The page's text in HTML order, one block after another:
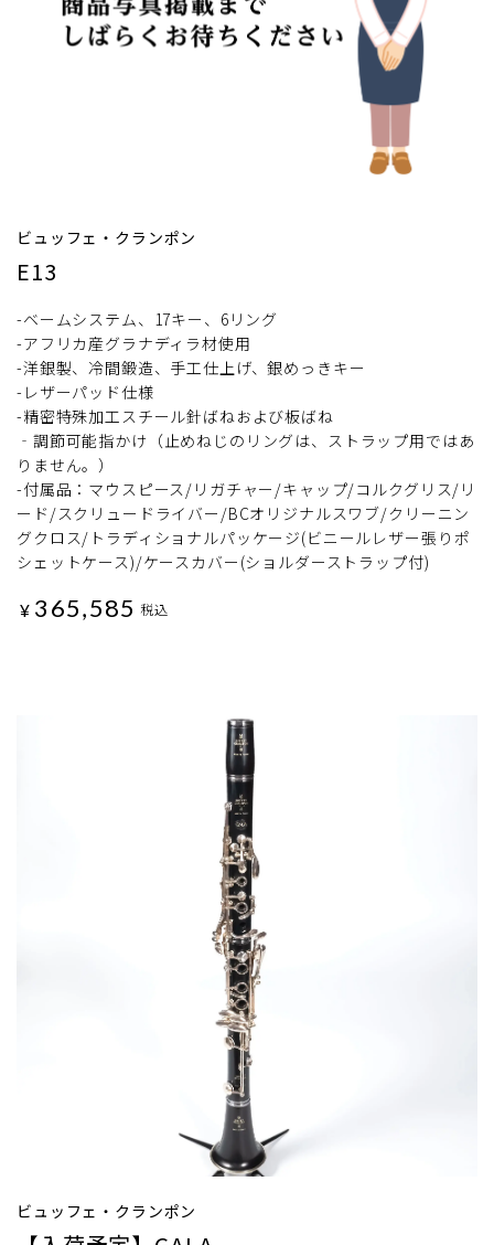
ビュッフェ・クランポン
E13
-ベームシステム、17キー、6リング
-アフリカ産グラナディラ材使用
-洋銀製、冷間鍛造、手工仕上げ、銀めっきキー
-レザーパッド仕様
-精密特殊加工スチール針ばねおよび板ばね
‐調節可能指かけ（止めねじのリングは、ストラップ用ではあ
りません。）
-付属品：マウスピース/リガチャー/キャップ/コルクグリス/リ
ード/スクリュードライバー/BCオリジナルスワブ/クリーニン
グクロス/トラディショナルパッケージ(ビニールレザー張りポ
シェットケース)/ケースカバー(ショルダーストラップ付)
¥ 365,585 税込
ビュッフェ・クランポン